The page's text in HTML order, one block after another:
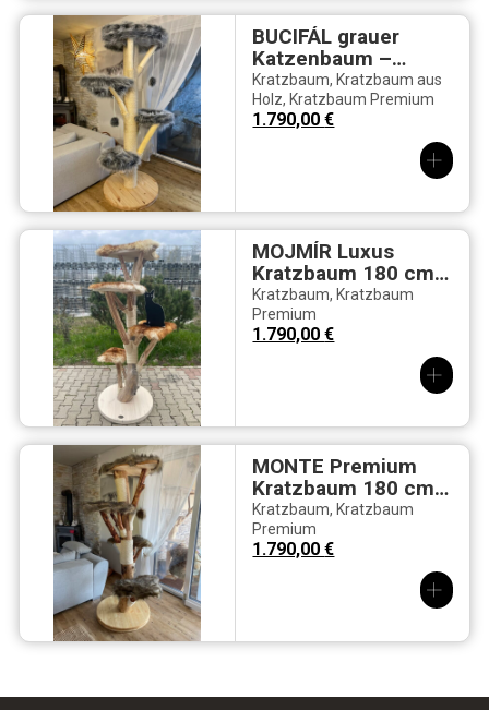
BUCIFÁL grauer
Katzenbaum –
Komfort &
Abenteuer auf 180
cm
Kratzbaum, Kratzbaum aus
Holz, Kratzbaum Premium
1.790,00€
MOJMÍR Luxus
Kratzbaum 180 cm
– Natürlicher
Schaffell-Komfort &
Modernes
Kratzbaum, Kratzbaum
Premium
1.790,00€
MONTE Premium
Kratzbaum 180 cm
– Fuchsfellbezug &
Naturholz-Design
Kratzbaum, Kratzbaum
Premium
1.790,00€